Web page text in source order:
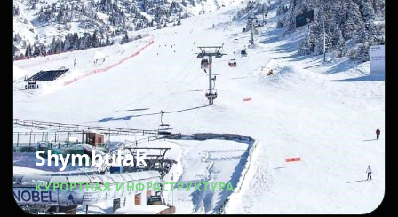
Shymbulak
КУРОРТНАЯ ИНФРАСТРУКТУРА